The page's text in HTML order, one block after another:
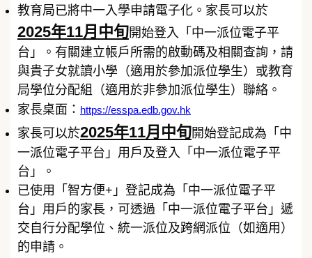
教育局已將中一入學申請電子化。家長可以於
2025年11月中旬開始登入「中一派位電子平
台」。有關建立帳戶所需的啟動碼及相關查詢，請
與貴子女就讀小學（適用於參加派位學生）或教育
局學位分配組（適用於非參加派位學生）聯絡。
家長桌面： https://esspa.edb.gov.hk
家長可以於2025年11月中旬開始登記成為「中
一派位電子平台」用戶及登入「中一派位電子平
台」。
已使用「智方便+」登記成為「中一派位電子平
台」用戶的家長，可透過「中一派位電子平台」遞
交自行分配學位、統一派位及跨網派位（如適用）
的申請。